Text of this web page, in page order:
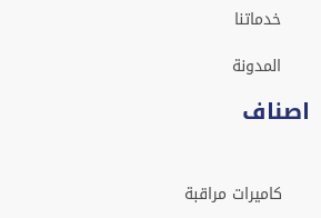
خدماتنا
المدونة
كاميرات مراقبة